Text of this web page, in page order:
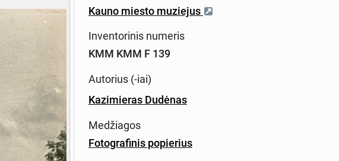
Kauno miesto muziejus
Inventorinis numeris
KMM KMM F 139
Autorius (-iai)
Kazimieras Dudėnas
Medžiagos
Fotografinis popierius